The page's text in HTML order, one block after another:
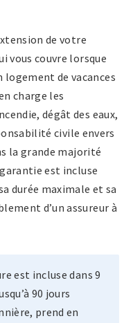
de votre
couvre lorsque
de vacances
charge les
dégât des eaux,
civile envers
la grande majorité
est incluse
durée maximale et sa
d’un assureur à
est incluse dans 9
90 jours
prend en